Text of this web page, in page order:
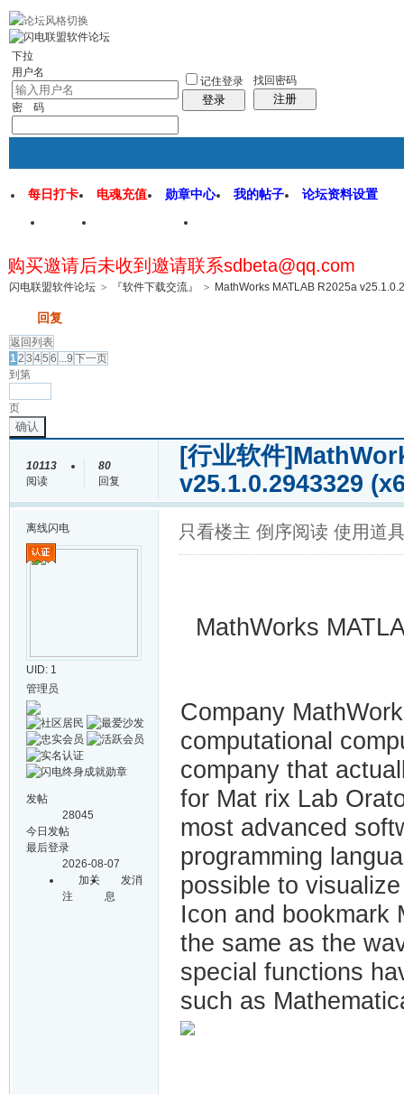
下拉
用户名
密 码
记住登录
登录
找回密码
注册
首页 闪电联盟论坛
每日打卡 电魂充值 勋章中心 我的帖子 论坛资料设置
购买邀请后未收到邀请联系sdbeta@qq.com
闪电联盟软件论坛 > 『软件下载交流』 > MathWorks MATLAB R2025a
回复
返回列表
12 3 45 6 ...9 下一页
到第
页
确认
10113
阅读
80
回复
[行业软件]
v25.1.0.2943329
离线闪电
UID: 1
管理员
发帖
28045
今日发帖
最后登录
2026-08-07
加关
注
发消
息
只看楼主 倒序阅读 使用道
MathWorks
Company
computational
company that
for Mat rix Lab
most advanced
programming
possible to
Icon and bookmark
the same as the
special functions
such as